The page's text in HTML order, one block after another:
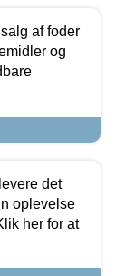
af foder
og
det
oplevelse
her for at